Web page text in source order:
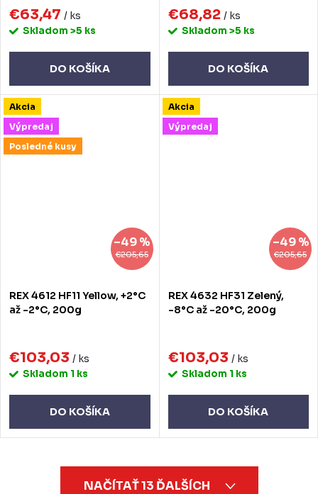
€63,47 / ks
Skladom >5 ks
DO KOŠÍKA
€68,82 / ks
Skladom >5 ks
DO KOŠÍKA
Akcia
Výpredaj
Posledné kusy
€205,65
–49 %
REX 4612 HF11 Yellow, +2°C
až -2°C, 200g
€103,03 / ks
Skladom 1 ks
DO KOŠÍKA
Akcia
Výpredaj
€205,65
–49 %
REX 4632 HF31 Zelený,
-8°C až -20°C, 200g
€103,03 / ks
Skladom 1 ks
DO KOŠÍKA
NAČÍTAŤ 13 ĎALŠÍCH